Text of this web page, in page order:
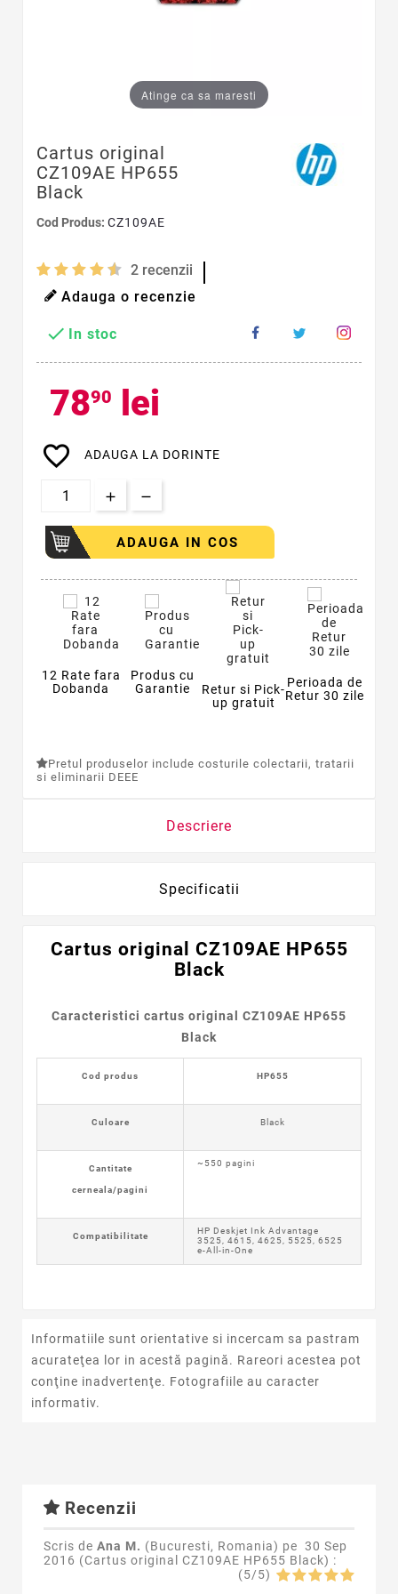
Atinge ca sa maresti
Cartus original
CZ109AE HP655
Black
Cod Produs: CZ109AE
2 recenzii
Adauga o recenzie
 In stoc
7890 lei
favorite_border ADAUGA LA DORINTE
ADAUGA IN COS
12 Rate fara
Dobanda
Produs cu
Garantie
Retur si Pick-
up gratuit
Perioada de
Retur 30 zile
Pretul produselor include costurile colectarii, tratarii
si eliminarii DEEE
Descriere
Specificatii
Cartus original CZ109AE HP655
Black
Caracteristici cartus original CZ109AE HP655
Black
Cod produs HP655
Culoare Black
Cantitate
cerneala/pagini
~550 pagini
Compatibilitate
HP Deskjet Ink Advantage
3525, 4615, 4625, 5525, 6525
e-All-in-One
Informatiile sunt orientative si incercam sa pastram
acurateţea lor in acestă pagină. Rareori acestea pot
conţine inadvertenţe. Fotografiile au caracter
informativ.
Recenzii
Scris de Ana M. (Bucuresti, Romania) pe 30 Sep
2016 (Cartus original CZ109AE HP655 Black) :
(5/5)